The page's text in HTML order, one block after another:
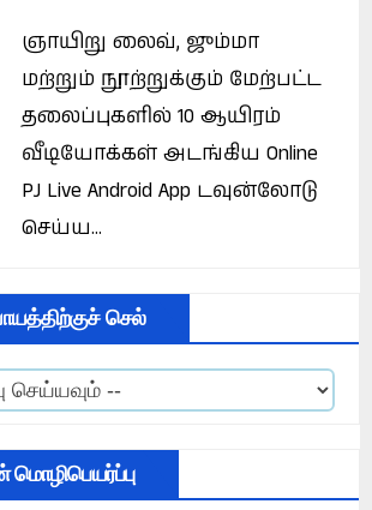
ஞாயிறு லைவ், ஜும்மா
மற்றும் நூற்றுக்கும் மேற்பட்ட
தலைப்புகளில் 10 ஆயிரம்
வீடியோக்கள் அடங்கிய Online
PJ Live Android App டவுன்லோடு
செய்ய...
செல்
மொழிபெயர்ப்பு